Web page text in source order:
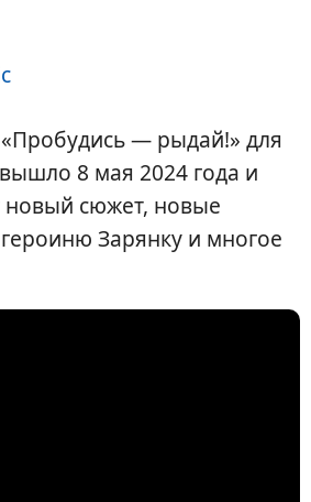
— рыдай!» для
8 мая 2024 года и
новый сюжет, новые
Зарянку и многое